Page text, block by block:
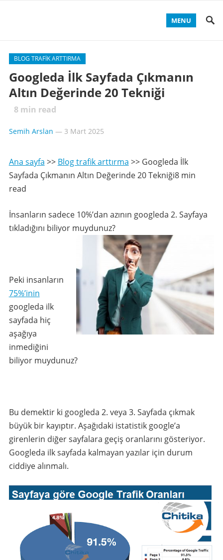
MENU
BLOG TRAFIK ARTTIRMA
Googleda İlk Sayfada Çıkmanın
Altın Değerinde 20 Tekniği
8min read
Semih Arslan — 3 Mart 2025
Ana sayfa >> Blog trafik arttırma >> Googleda İlk
Sayfada Çıkmanın Altın Değerinde 20 Tekniği8 min
read
İnsanların sadece 10%’dan azının googleda 2. Sayfaya
tıkladığını biliyor muydunuz?
Peki insanların
75%’inin
googleda ilk
sayfada hiç
aşağıya
inmediğini
biliyor muydunuz?
Bu demektir ki googleda 2. veya 3. Sayfada çıkmak
büyük bir kayıptır. Aşağıdaki istatistik google’a
girenlerin diğer sayfalara geçiş oranlarını gösteriyor.
Googleda ilk sayfada kalmayan yazılar için durum
ciddiye alınmalı.